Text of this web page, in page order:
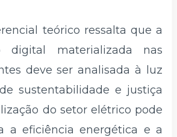
teórico ressalta que a
digital materializada nas
deve ser analisada à luz
sustentabilidade e justiça
do setor elétrico pode
a eficiência energética e a